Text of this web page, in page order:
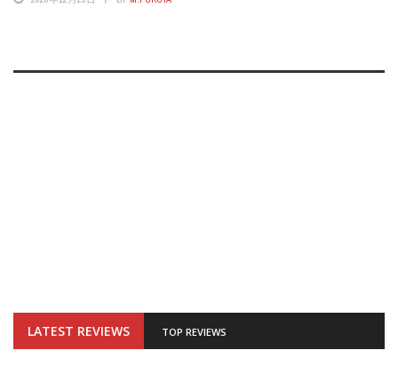
LATEST REVIEWS TOP REVIEWS